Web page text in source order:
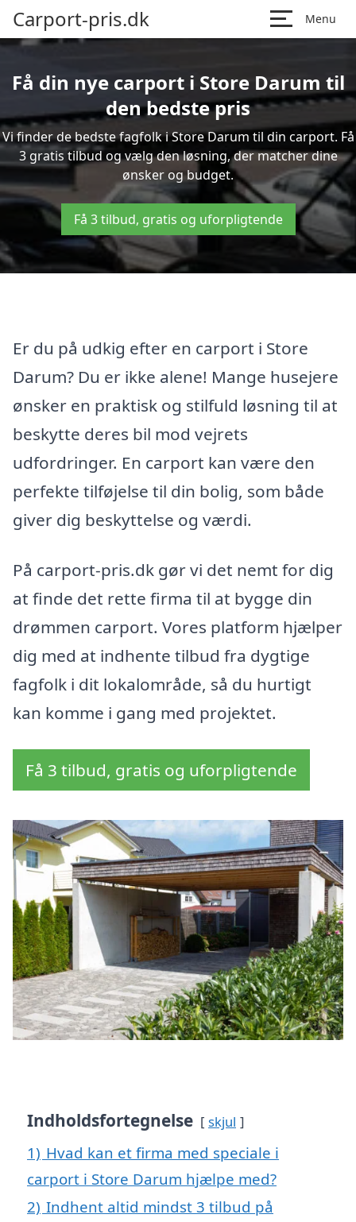
Carport-pris.dk Menu
Få din nye carport i Store Darum til
den bedste pris
Vi finder de bedste fagfolk i Store Darum til din carport. Få
3 gratis tilbud og vælg den løsning, der matcher dine
ønsker og budget.
Få 3 tilbud, gratis og uforpligtende
Er du på udkig efter en carport i Store
Darum? Du er ikke alene! Mange husejere
ønsker en praktisk og stilfuld løsning til at
beskytte deres bil mod vejrets
udfordringer. En carport kan være den
perfekte tilføjelse til din bolig, som både
giver dig beskyttelse og værdi.
På carport-pris.dk gør vi det nemt for dig
at finde det rette firma til at bygge din
drømmen carport. Vores platform hjælper
dig med at indhente tilbud fra dygtige
fagfolk i dit lokalområde, så du hurtigt
kan komme i gang med projektet.
Få 3 tilbud, gratis og uforpligtende
Indholdsfortegnelse skjul
1) Hvad kan et firma med speciale i
carport i Store Darum hjælpe med?
2) Indhent altid mindst 3 tilbud på